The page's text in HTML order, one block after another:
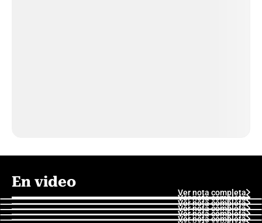
En video
Ver nota completa
Ver nota completa
Ver nota completa
Ver nota completa
Ver nota completa
Ver nota completa